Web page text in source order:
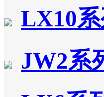
LX10
JW2系